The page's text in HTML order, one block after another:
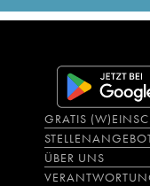
GRATIS
ÜBER UNS